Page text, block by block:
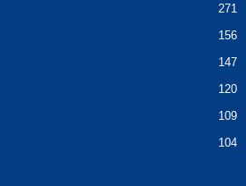
271
156
147
120
109
104